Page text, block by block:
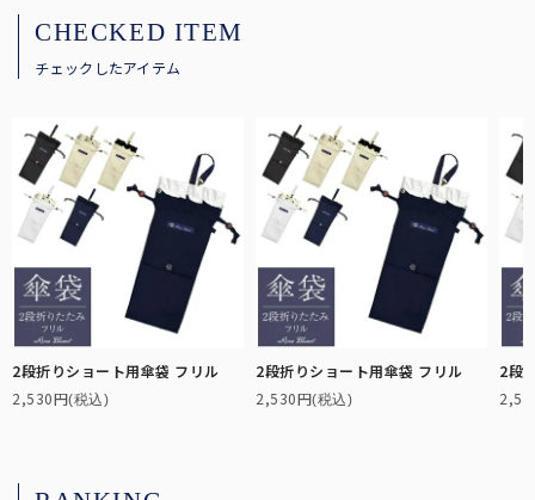
CHECKED ITEM
チェックしたアイテム
2段折りショート用傘袋 フリル
2,530円(税込)
2段折りショート用傘袋 フリル
2,530円(税込)
2段